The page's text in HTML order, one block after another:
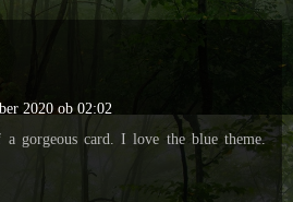
2020 ob 02:02
a gorgeous card. I love the blue theme.